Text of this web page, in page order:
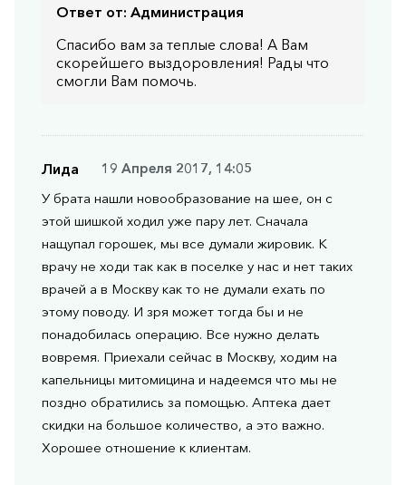
Ответ от: Администрация
Спасибо вам за теплые слова! А Вам
скорейшего выздоровления! Рады что
смогли Вам помочь.
Лида
19 Апреля 2017, 14:05
У брата нашли новообразование на шее, он с
этой шишкой ходил уже пару лет. Сначала
нащупал горошек, мы все думали жировик. К
врачу не ходи так как в поселке у нас и нет таких
врачей а в Москву как то не думали ехать по
этому поводу. И зря может тогда бы и не
понадобилась операцию. Все нужно делать
вовремя. Приехали сейчас в Москву, ходим на
капельницы митомицина и надеемся что мы не
поздно обратились за помощью. Аптека дает
скидки на большое количество, а это важно.
Хорошее отношение к клиентам.